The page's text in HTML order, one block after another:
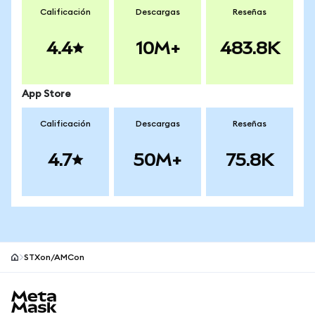
Calificación
4.4
Descargas
10M+
Reseñas
483.8K
App Store
Calificación
4.7
Descargas
50M+
Reseñas
75.8K
STXon/AMCon